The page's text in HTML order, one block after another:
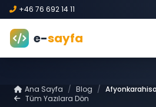
+46 76 692 14 11
e-sayfa
Ana Sayfa / Blog /
Tüm Yazılara Dön